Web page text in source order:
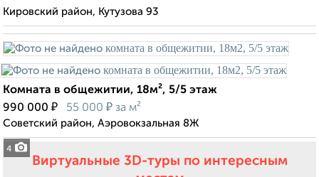
Кировский район, Кутузова 93
4
Комната в общежитии, 18м², 5/5 этаж
990 000 ₽ 55 000 ₽ за м²
Советский район, Аэровокзальная 8Ж
Виртуальные 3D-туры по интересным